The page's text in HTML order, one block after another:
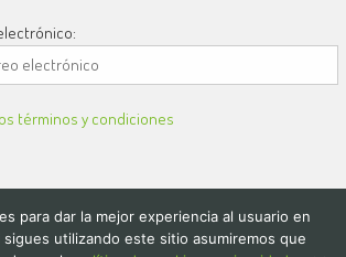
términos y condiciones
para dar la mejor experiencia al usuario en
utilizando este sitio asumiremos que